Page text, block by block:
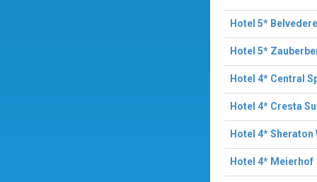
Hotel 5*
Hotel 5*
Hotel 4* Central
Hotel 4* Cresta
Hotel 4* Sheraton
Hotel 4* Meierhof